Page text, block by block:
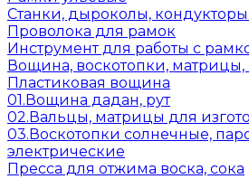
Станки, дыроколы,
Проволока для рамок
Инструмент для работы с
Вощина, воскотопки, матрицы,
Пластиковая вощина
01.Вощина дадан, рут
02.Вальцы, матрицы для
03.Воскотопки солнечные,
электрические
Пресса для отжима воска, сока